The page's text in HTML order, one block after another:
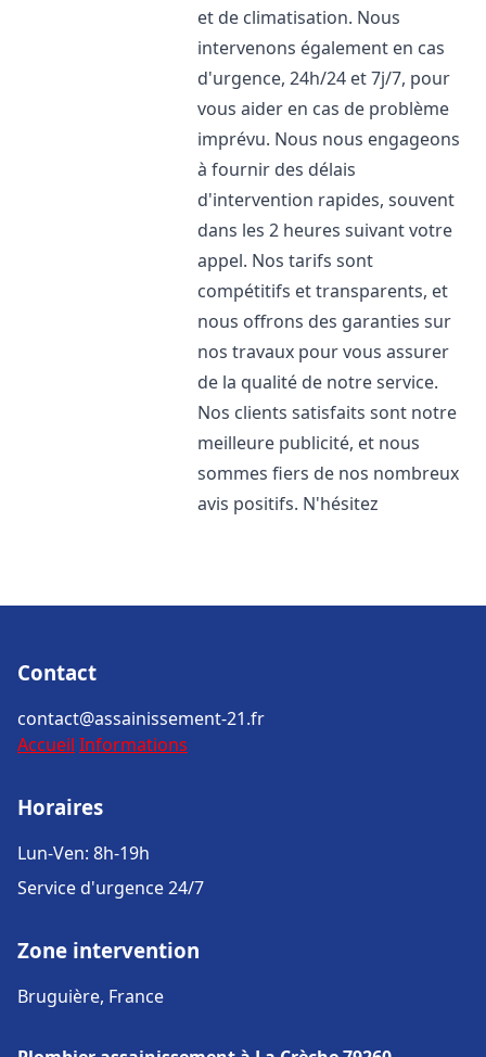
et de climatisation. Nous
intervenons également en cas
d'urgence, 24h/24 et 7j/7, pour
vous aider en cas de problème
imprévu. Nous nous engageons
à fournir des délais
d'intervention rapides, souvent
dans les 2 heures suivant votre
appel. Nos tarifs sont
compétitifs et transparents, et
nous offrons des garanties sur
nos travaux pour vous assurer
de la qualité de notre service.
Nos clients satisfaits sont notre
meilleure publicité, et nous
sommes fiers de nos nombreux
avis positifs. N'hésitez
Contact
contact@assainissement-21.fr
Accueil Informations
Horaires
Lun-Ven: 8h-19h
Service d'urgence 24/7
Zone intervention
Bruguière, France